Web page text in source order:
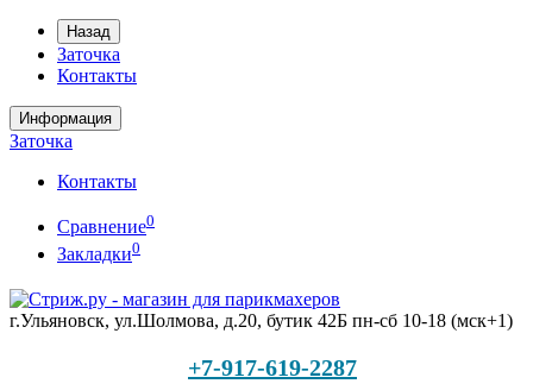
Назад
Заточка
Контакты
Информация
Заточка
Контакты
Сравнение0
Закладки0
г.Ульяновск, ул.Шолмова, д.20, бутик 42Б пн-сб 10-18 (мск+1)
+7-917-619-2287